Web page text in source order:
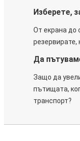
Изберете,
От екрана до
резервирате,
Да
Защо да
пътищата,
транспорт?